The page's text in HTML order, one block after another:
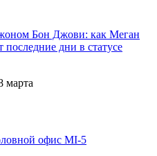
Бон Джови: как Меган
дни в статусе
марта
офис МI-5